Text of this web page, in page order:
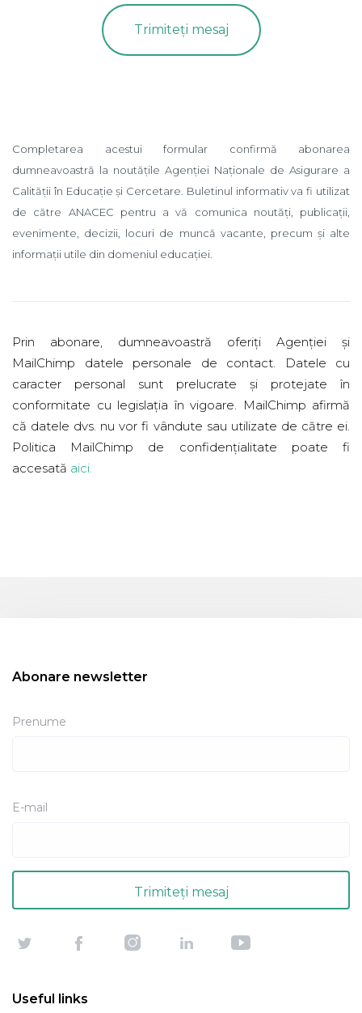
Completarea acestui formular confirmă abonarea
dumneavoastră la noutățile Agenției Naționale de Asigurare a
Calității în Educație și Cercetare. Buletinul informativ va fi utilizat
de către ANACEC pentru a vă comunica noutăți, publicații,
evenimente, decizii, locuri de muncă vacante, precum și alte
informații utile din domeniul educației.
Prin abonare, dumneavoastră oferiți Agenției și
MailChimp datele personale de contact. Datele cu
caracter personal sunt prelucrate și protejate în
conformitate cu legislația în vigoare. MailChimp afirmă
că datele dvs. nu vor fi vândute sau utilizate de către ei.
Politica MailChimp de confidențialitate poate fi
accesată aici.
Abonare newsletter
Prenume
E-mail
Useful links